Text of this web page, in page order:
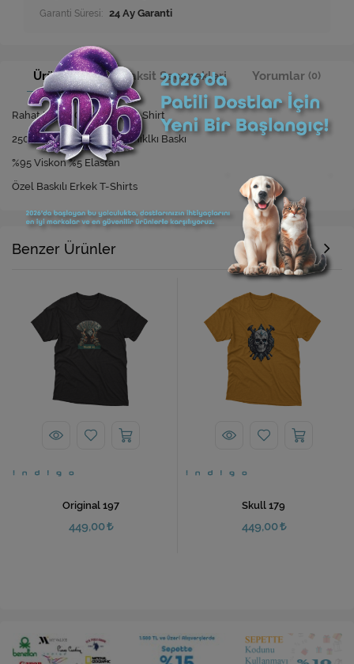
Garanti Süresi: 24 Ay Garanti
Ürün Bilgisi Taksit Seçenekleri Yorumlar (0)
Rahat Kesim Özel Baskılı T-Shirt
250 Yıkamaya Kadar Dayanıklkı Baskı
%95 Viskon %5 Elastan
Özel Baskılı Erkek T-Shirts
Benzer Ürünler
Original 197
449,00
Skull 179
449,00